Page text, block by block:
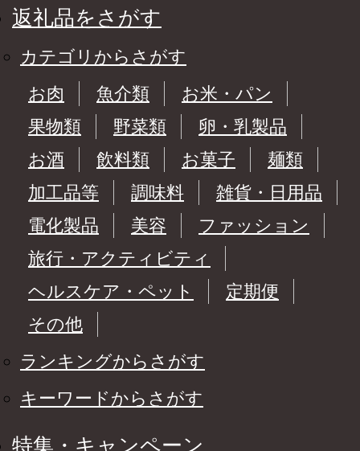
返礼品をさがす
カテゴリからさがす
お肉
魚介類
お米・パン
果物類
野菜類
卵・乳製品
お酒
飲料類 お菓子
麺類
加工品等
調味料
雑貨・日用品
電化製品
美容
ファッション
旅行・アクティビティ
ヘルスケア・ペット
定期便
その他
ランキングからさがす
キーワードからさがす
特集・キャンペーン